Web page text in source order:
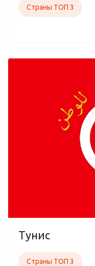
Страны ТОП 3
Тунис
Страны ТОП 3